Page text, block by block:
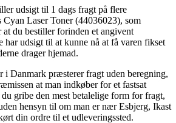
udsigt til 1 dags fragt på flere
Cyan Laser Toner (44036023), som
du bestiller forinden et angivent
har udsigt til at kunne nå at få varen fikset
drager hjemad.
i Danmark præsterer fragt uden beregning,
at man indkøber for et fastsat
gribe den mest betalelige form for fragt,
hensyn til om man er nær Esbjerg, Ikast
din ordre til et udleveringssted.